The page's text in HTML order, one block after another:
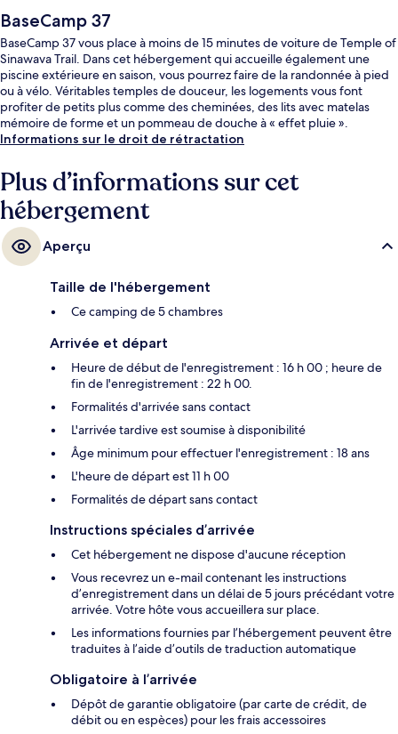
BaseCamp 37
BaseCamp 37 vous place à moins de 15 minutes de voiture de Temple of
Sinawava Trail. Dans cet hébergement qui accueille également une
piscine extérieure en saison, vous pourrez faire de la randonnée à pied
ou à vélo. Véritables temples de douceur, les logements vous font
profiter de petits plus comme des cheminées, des lits avec matelas
mémoire de forme et un pommeau de douche à « effet pluie ».
Informations sur le droit de rétractation
Plus d’informations sur cet
hébergement
Aperçu
Taille de l'hébergement
Ce camping de 5 chambres
Arrivée et départ
Heure de début de l'enregistrement : 16 h 00 ; heure de
fin de l'enregistrement : 22 h 00.
Formalités d'arrivée sans contact
L'arrivée tardive est soumise à disponibilité
Âge minimum pour effectuer l'enregistrement : 18 ans
L'heure de départ est 11 h 00
Formalités de départ sans contact
Instructions spéciales d’arrivée
Cet hébergement ne dispose d'aucune réception
Vous recevrez un e-mail contenant les instructions
d’enregistrement dans un délai de 5 jours précédant votre
arrivée. Votre hôte vous accueillera sur place.
Les informations fournies par l’hébergement peuvent être
traduites à l’aide d’outils de traduction automatique
Obligatoire à l’arrivée
Dépôt de garantie obligatoire (par carte de crédit, de
débit ou en espèces) pour les frais accessoires